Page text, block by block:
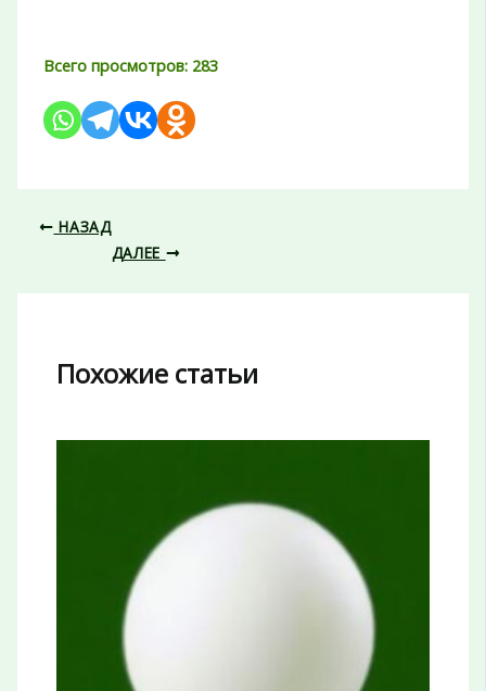
Всего просмотров: 283
НАЗАД
ДАЛЕЕ
Похожие статьи